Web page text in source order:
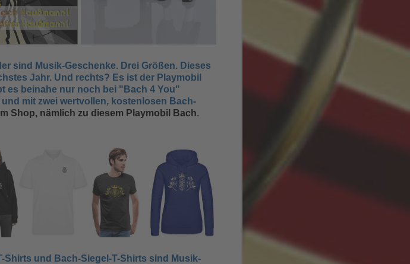
sind Musik-Geschenke. Drei Größen. Dieses
Jahr. Und rechts? Es ist der Playmobil
es beinahe nur noch bei "Bach 4 You"
mit zwei wertvollen, kostenlosen Bach-
Shop, nämlich zu diesem Playmobil Bach.
Shirts und Bach-Siegel-T-Shirts sind Musik-